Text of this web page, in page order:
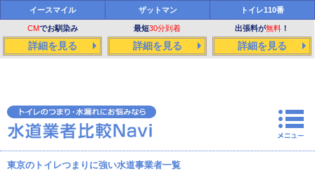
イースマイル ザットマン トイレ110番
CMでお馴染み 最短30分到着 出張料が無料 ！
詳細を見る 詳細を見る 詳細を見る
東京のトイレつまりに強い水道事業者一覧